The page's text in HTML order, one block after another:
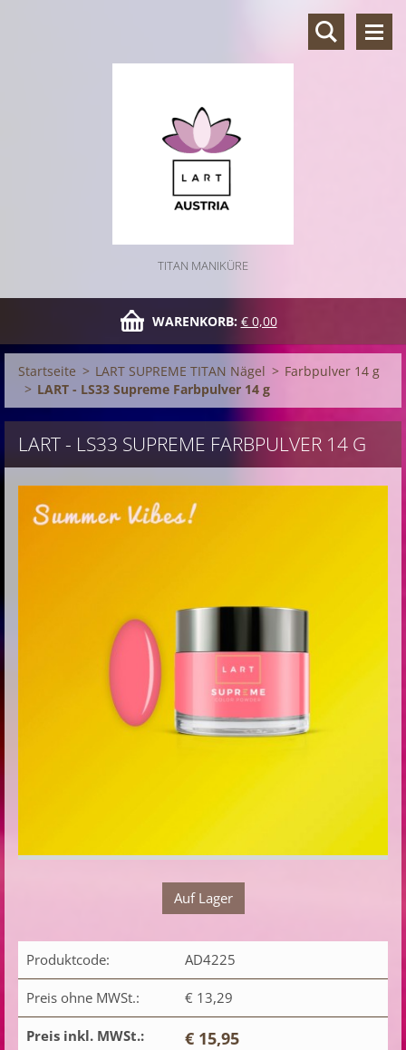
TITAN MANIKÜRE
WARENKORB: € 0,00
Startseite > LART SUPREME TITAN Nägel > Farbpulver 14 g
> LART - LS33 Supreme Farbpulver 14 g
LART - LS33 SUPREME FARBPULVER 14 G
Auf Lager
Produktcode: AD4225
Preis ohne MWSt.: € 13,29
Preis inkl. MWSt.: € 15,95